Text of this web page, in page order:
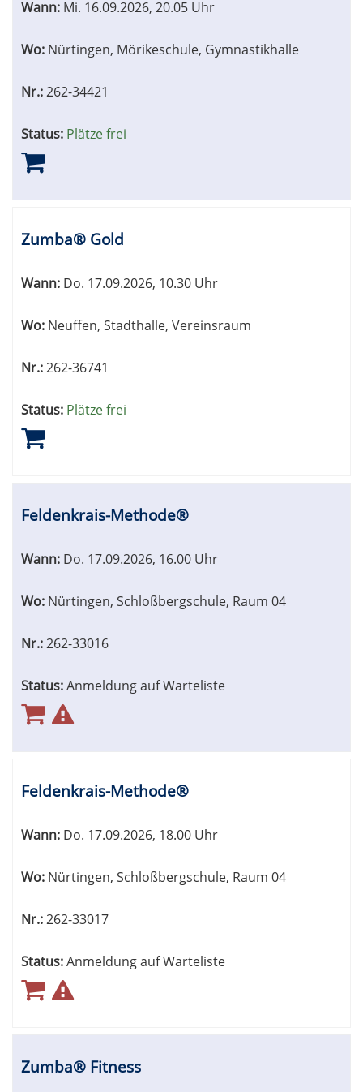
Wann: Mi. 16.09.2026, 20.05 Uhr
Wo: Nürtingen, Mörikeschule, Gymnastikhalle
Nr.:262-34421
Status: Plätze frei
Zumba® Gold
Wann: Do. 17.09.2026, 10.30 Uhr
Wo: Neuffen, Stadthalle, Vereinsraum
Nr.:262-36741
Status: Plätze frei
Feldenkrais-Methode®
Wann: Do. 17.09.2026, 16.00 Uhr
Wo: Nürtingen, Schloßbergschule, Raum 04
Nr.:262-33016
Status:Anmeldung auf Warteliste
Feldenkrais-Methode®
Wann: Do. 17.09.2026, 18.00 Uhr
Wo: Nürtingen, Schloßbergschule, Raum 04
Nr.:262-33017
Status:Anmeldung auf Warteliste
Zumba® Fitness